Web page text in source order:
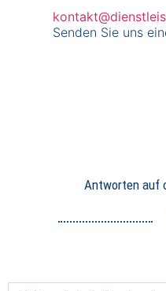
Senden Sie uns
Antworten auf